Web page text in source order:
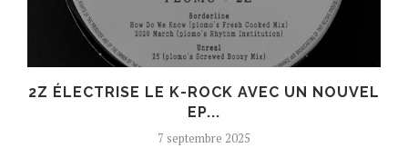
2Z ÉLECTRISE LE K-ROCK AVEC UN NOUVEL
EP...
7 septembre 2025